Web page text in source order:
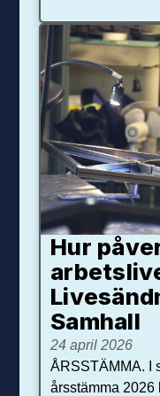
Hur
Samhall
24 april 2026
ÅRSSTÄMMA. I
årsstämma 2026